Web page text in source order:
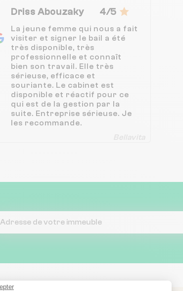
Driss Abouzaky 4/5
La jeune femme qui nous a fait
visiter et signer le bail a été
très disponible, très
professionnelle et connaît
bien son travail. Elle très
sérieuse, efficace et
souriante. Le cabinet est
disponible et réactif pour ce
qui est de la gestion par la
suite. Entreprise sérieuse. Je
les recommande.
Bellavita